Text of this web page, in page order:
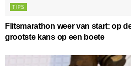
TIPS
Flitsmarathon weer van start: op
grootste kans op een boete